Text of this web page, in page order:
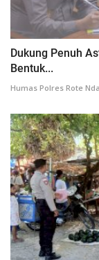
Dukung Penuh
Bentuk...
Humas Polres Rote